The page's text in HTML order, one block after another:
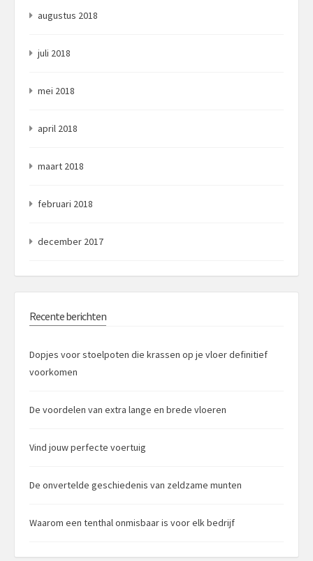
augustus 2018
juli 2018
mei 2018
april 2018
maart 2018
februari 2018
december 2017
Recente berichten
Dopjes voor stoelpoten die krassen op je vloer definitief
voorkomen
De voordelen van extra lange en brede vloeren
Vind jouw perfecte voertuig
De onvertelde geschiedenis van zeldzame munten
Waarom een tenthal onmisbaar is voor elk bedrijf